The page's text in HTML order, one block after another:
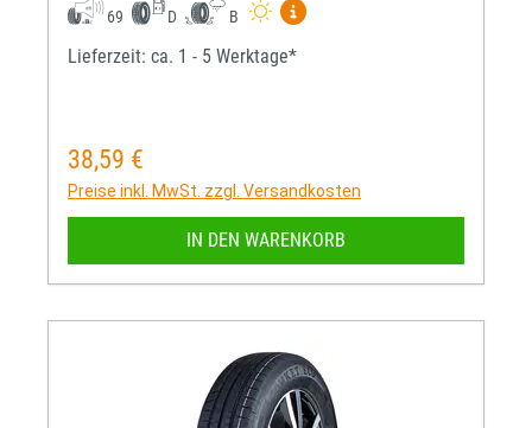
69 D B
Mehr Informationen zum
Lieferzeit: ca. 1 - 5 Werktage*
Regulärer Preis:
38,59 €
Preise inkl. MwSt. zzgl. Versandkosten
IN DEN WARENKORB